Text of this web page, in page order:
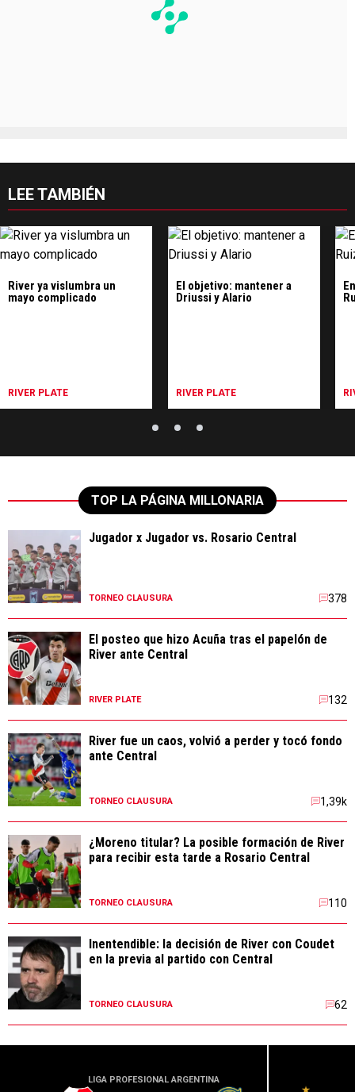
LEE TAMBIÉN
River ya vislumbra un
mayo complicado
RIVER PLATE
El objetivo: mantener a
Driussi y Alario
RIVER PLATE
TOP LA PÁGINA MILLONARIA
Jugador x Jugador vs. Rosario Central
TORNEO CLAUSURA 378
El posteo que hizo Acuña tras el papelón de
River ante Central
RIVER PLATE 132
River fue un caos, volvió a perder y tocó fondo
ante Central
TORNEO CLAUSURA 1,39k
¿Moreno titular? La posible formación de River
para recibir esta tarde a Rosario Central
TORNEO CLAUSURA 110
Inentendible: la decisión de River con Coudet
en la previa al partido con Central
TORNEO CLAUSURA 62
LIGA PROFESIONAL ARGENTINA